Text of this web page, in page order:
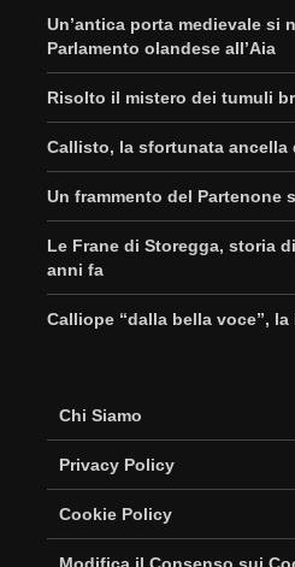
Un’antica porta medievale si
Parlamento olandese all’Aia
Risolto il mistero dei tumuli
Callisto, la sfortunata ancella
Un frammento del Partenone
Le Frane di Storegga, storia
anni fa
Calliope “dalla bella voce”,
Chi Siamo
Privacy Policy
Cookie Policy
Modifica il Consenso sui